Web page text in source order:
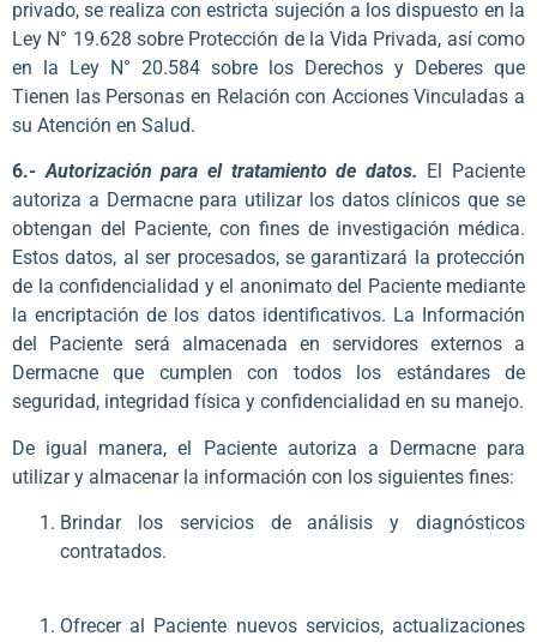
privado, se realiza con estricta sujeción a los dispuesto en la
Ley N° 19.628 sobre Protección de la Vida Privada, así como
en la Ley N° 20.584 sobre los Derechos y Deberes que
Tienen las Personas en Relación con Acciones Vinculadas a
su Atención en Salud.
6.-Autorización para el tratamiento de datos. El Paciente
autoriza a Dermacne para utilizar los datos clínicos que se
obtengan del Paciente, con fines de investigación médica.
Estos datos, al ser procesados, se garantizará la protección
de la confidencialidad y el anonimato del Paciente mediante
la encriptación de los datos identificativos. La Información
del Paciente será almacenada en servidores externos a
Dermacne que cumplen con todos los estándares de
seguridad, integridad física y confidencialidad en su manejo.
De igual manera, el Paciente autoriza a Dermacne para
utilizar y almacenar la información con los siguientes fines:
Brindar los servicios de análisis y diagnósticos
contratados.
Ofrecer al Paciente nuevos servicios, actualizaciones